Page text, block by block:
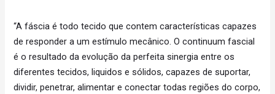
“A fáscia é todo tecido que contem características capazes
de responder a um estímulo mecânico. O continuum fascial
é o resultado da evolução da perfeita sinergia entre os
diferentes tecidos, liquidos e sólidos, capazes de suportar,
dividir, penetrar, alimentar e conectar todas regiões do corpo,